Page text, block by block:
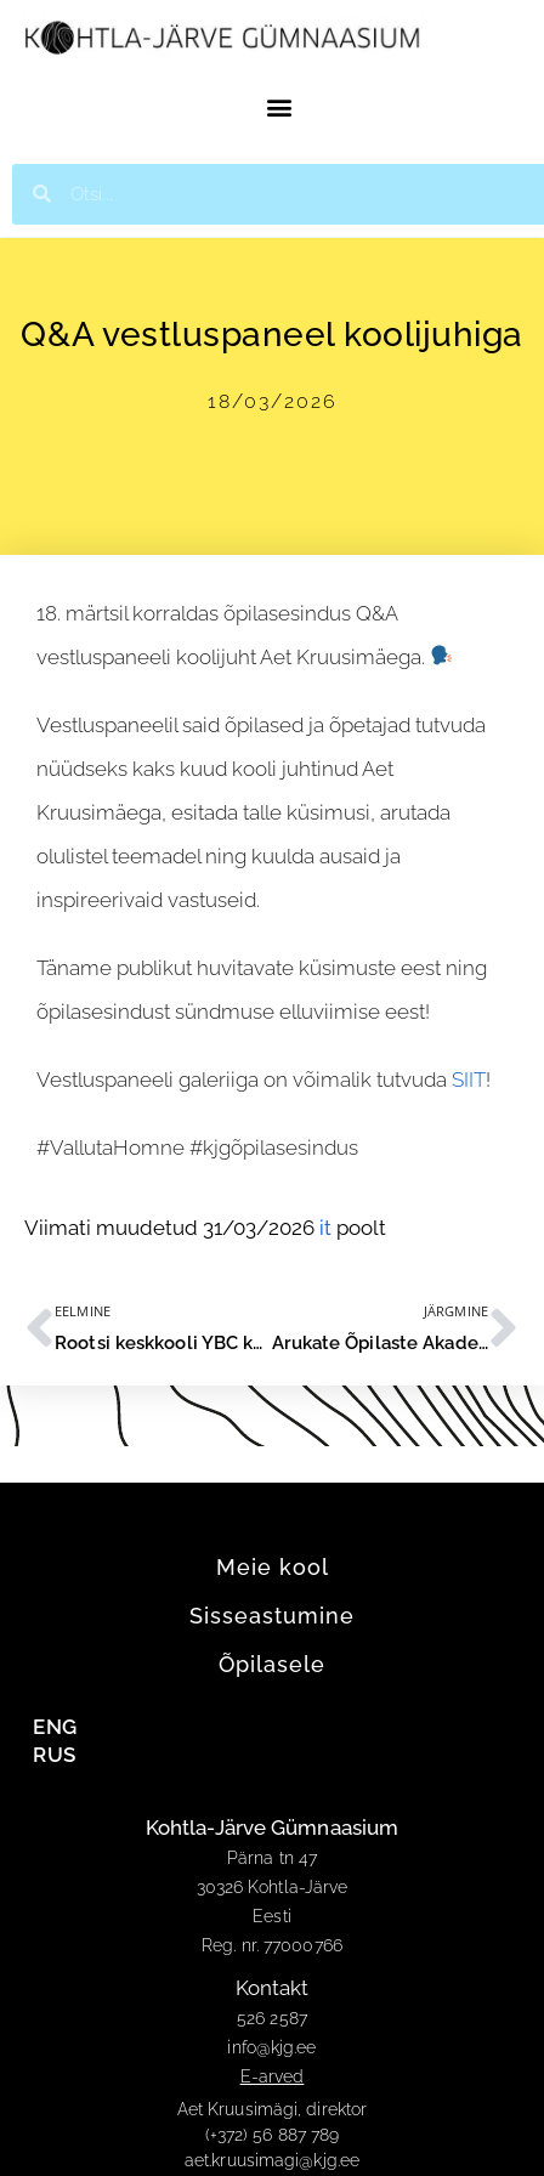
Q&A vestluspaneel koolijuhiga
18/03/2026
18. märtsil korraldas õpilasesindus Q&A
vestluspaneeli koolijuht Aet Kruusimäega.
Vestluspaneelil said õpilased ja õpetajad tutvuda
nüüdseks kaks kuud kooli juhtinud Aet
Kruusimäega, esitada talle küsimusi, arutada
olulistel teemadel ning kuulda ausaid ja
inspireerivaid vastuseid.
Täname publikut huvitavate küsimuste eest ning
õpilasesindust sündmuse elluviimise eest!
Vestluspaneeli galeriiga on võimalik tutvuda SIIT!
#VallutaHomne #kjgõpilasesindus
Viimati muudetud 31/03/2026 it poolt
EELMINE
Rootsi keskkooli YBC külastus
JÄRGMINE
Arukate Õpilaste Akadeemia
Meie kool
Sisseastumine
Õpilasele
ENG
RUS
Kohtla-Järve Gümnaasium
Pärna tn 47
30326 Kohtla-Järve
Eesti
Reg. nr. 77000766
Kontakt
526 2587
info@kjg.ee
E-arved
Aet Kruusimägi, direktor
(+372) 56 887 789
aet.kruusimagi@kjg.ee